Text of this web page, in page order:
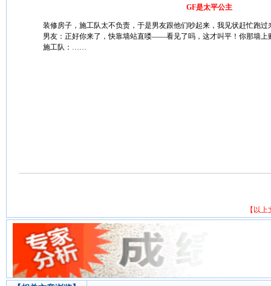
GF是太平公主
装修房子，施工队太不负责，于是男友跟他们吵起来，我见状赶忙跑过
男友：正好你来了，快靠墙站直喽——看见了吗，这才叫平！你那墙上
施工队：……
【以